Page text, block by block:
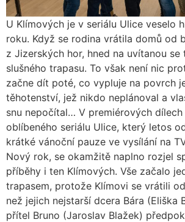
U Klímových je v seriálu Ulice veselo
roku. Když se rodina vrátila domů od
z Jizerských hor, hned na uvítanou se
slušného trapasu. To však není nic
začne dít poté, co vypluje na povrch
těhotenství, jež nikdo neplánoval a
snu nepočítal… V premiérových
oblíbeného seriálu Ulice, který letos
krátké vánoční pauze ve vysílání na
Nový rok, se okamžitě naplno rozjel
příběhy i ten Klímových. Vše začalo
trapasem, protože Klímovi se vrátili
než jejich nejstarší dcera Bára (Eliška
přítel Bruno (Jaroslav Blažek)